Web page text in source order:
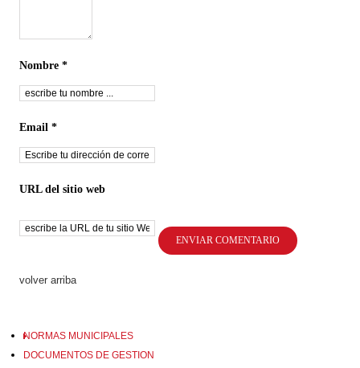
Nombre *
Email *
URL del sitio web
volver arriba
NORMAS MUNICIPALES
DOCUMENTOS DE GESTION